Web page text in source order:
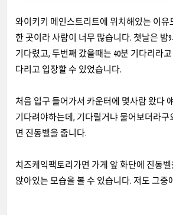
와이키키 메인스트리트에 위치해있는 이유
한 곳이라 사람이 너무 많습니다. 첫날은 밤
기다렸고, 두번째 갔을때는 40분 기다리라고
다리고 입장할 수 있었습니다.
처음 입구 들어가서 카운터에 몇사람 왔다
기다려야하는데, 기다릴거냐 물어보더라구
면 진동벨을 줍니다.
치즈케익팩토리가면 가게 앞 화단에 진동
앉아있는 모습을 볼 수 있습니다. 저도 그중